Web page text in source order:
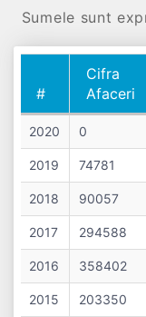
Sumele sunt
#
Cifra
Afaceri
#
Afaceri
2020 0
2019 74781
2018 90057
2017 294588
2016 358402
2015 203350